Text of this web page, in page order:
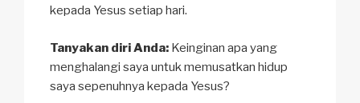
kepada Yesus setiap hari.
Tanyakan diri Anda: Keinginan apa yang
menghalangi saya untuk memusatkan hidup
saya sepenuhnya kepada Yesus?